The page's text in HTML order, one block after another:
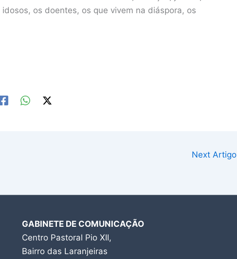
os doentes, os que vivem na diáspora, os
Next Artigo
GABINETE DE COMUNICAÇÃO
Centro Pastoral Pio XII,
Bairro das Laranjeiras